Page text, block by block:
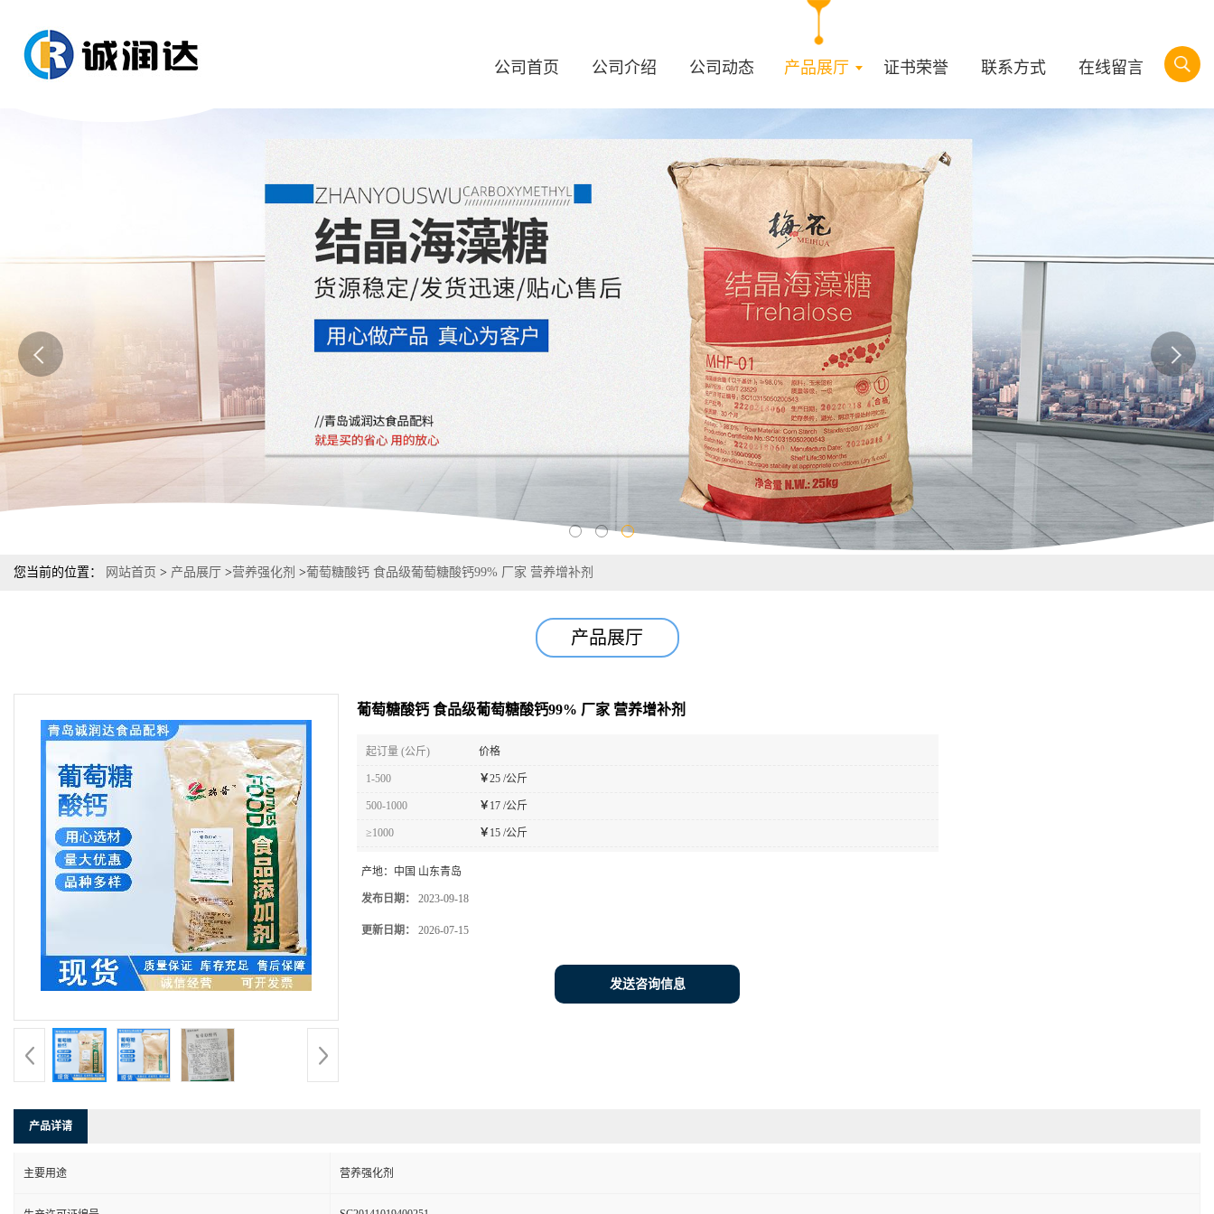
公司首页 公司介绍 公司动态 产品展厅 证书荣誉 联系方式 在线留言
您当前的位置： 网站首页 > 产品展厅 >营养强化剂 >葡萄糖酸钙 食品级葡萄糖酸钙99% 厂家 营养增补剂
产品展厅
葡萄糖酸钙 食品级葡萄糖酸钙99% 厂家 营养增补剂
起订量 (公斤) 价格
1-500 ￥25 /公斤
500-1000 ￥ 17 /公斤
≥1000 ￥ 15 /公斤
产地： 中国 山东青岛
发布日期： 2023-09-18
更新日期： 2026-07-15
发送咨询信息
产品详请
主要用途 营养强化剂